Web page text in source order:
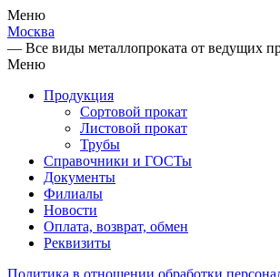
Меню
Москва
— Все виды металлопроката от ведущих
Меню
Продукция
Сортовой прокат
Листовой прокат
Трубы
Справочники и ГОСТы
Документы
Филиалы
Новости
Оплата, возврат, обмен
Реквизиты
Политика в отношении обработки